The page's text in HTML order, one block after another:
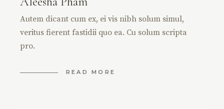
Autem dicant cum ex, ei vis nibh solum simul,
veritus fierent fastidii quo ea. Cu solum scripta
pro.
READ MORE